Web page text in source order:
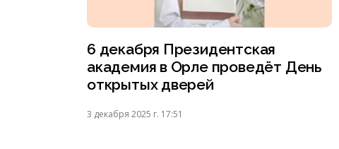
6 декабря Президентская
академия в Орле проведёт День
открытых дверей
3 декабря 2025 г. 17:51